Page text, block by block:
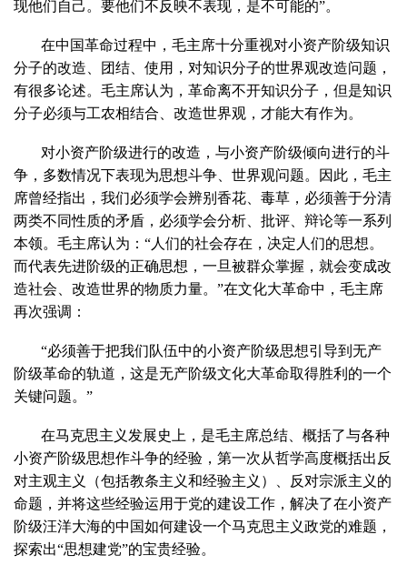
现他们自己。要他们不反映不表现，是不可能的”。
在中国革命过程中，毛主席十分重视对小资产阶级知识
分子的改造、团结、使用，对知识分子的世界观改造问题，
有很多论述。毛主席认为，革命离不开知识分子，但是知识
分子必须与工农相结合、改造世界观，才能大有作为。
对小资产阶级进行的改造，与小资产阶级倾向进行的斗
争，多数情况下表现为思想斗争、世界观问题。因此，毛主
席曾经指出，我们必须学会辨别香花、毒草，必须善于分清
两类不同性质的矛盾，必须学会分析、批评、辩论等一系列
本领。毛主席认为：“人们的社会存在，决定人们的思想。
而代表先进阶级的正确思想，一旦被群众掌握，就会变成改
造社会、改造世界的物质力量。”在文化大革命中，毛主席
再次强调：
“必须善于把我们队伍中的小资产阶级思想引导到无产
阶级革命的轨道，这是无产阶级文化大革命取得胜利的一个
关键问题。”
在马克思主义发展史上，是毛主席总结、概括了与各种
小资产阶级思想作斗争的经验，第一次从哲学高度概括出反
对主观主义（包括教条主义和经验主义）、反对宗派主义的
命题，并将这些经验运用于党的建设工作，解决了在小资产
阶级汪洋大海的中国如何建设一个马克思主义政党的难题，
探索出“思想建党”的宝贵经验。